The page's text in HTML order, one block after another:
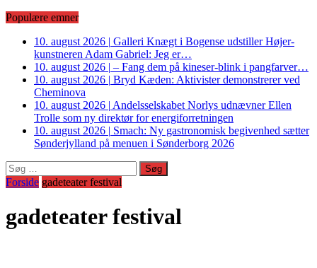
Populære emner
10. august 2026 | Galleri Knægt i Bogense udstiller Højer-
kunstneren Adam Gabriel: Jeg er…
10. august 2026 | – Fang dem på kineser-blink i pangfarver…
10. august 2026 | Bryd Kæden: Aktivister demonstrerer ved
Cheminova
10. august 2026 | Andelsselskabet Norlys udnævner Ellen
Trolle som ny direktør for energiforretningen
10. august 2026 | Smach: Ny gastronomisk begivenhed sætter
Sønderjylland på menuen i Sønderborg 2026
Søg
efter:
Forside gadeteater festival
gadeteater festival